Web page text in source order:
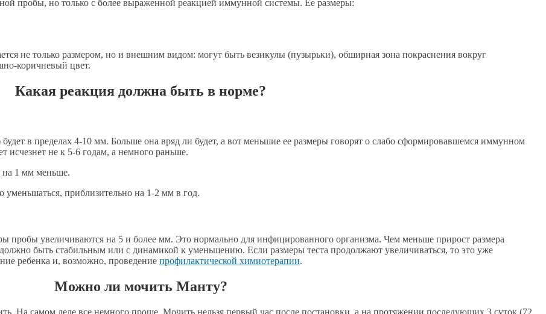
пробы, но только с более выраженной реакцией иммунной системы. Ее размеры:
не только размером, но и внешним видом: могут быть везикулы (пузырьки), обширная зона покраснения вокруг
коричневый цвет.
Какая реакция должна быть в норме?
в пределах 4-10 мм. Больше она вряд ли будет, а вот меньшие ее размеры говорят о слабо сформировавшемся иммунном
исчезнет не к 5-6 годам, а немного раньше.
на 1 мм меньше.
приблизительно на 1-2 мм в год.
пробы увеличиваются на 5 и более мм. Это нормально для инфицированного организма. Чем меньше прирост размера
быть стабильным или с динамикой к уменьшению. Если размеры теста продолжают увеличиваться, то это уже
ребенка и, возможно, проведение профилактической химиотерапии.
Можно ли мочить Манту?